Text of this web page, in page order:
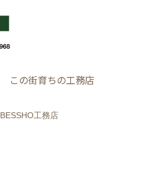
この街育ちの工務店
BESSHO工務店